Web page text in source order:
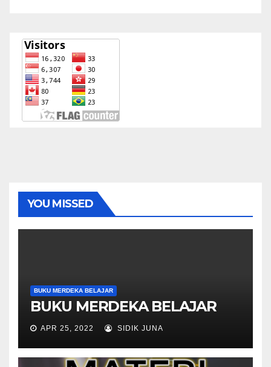
YOU MISSED
BUKU MERDEKA BELAJAR
BUKU MERDEKA BELAJAR
APR 25, 2022 SIDIK JUNA